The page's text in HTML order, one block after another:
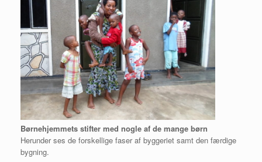
Børnehjemmets stifter med nogle af de mange børn
Herunder ses de forskellige faser af byggeriet samt den færdige
bygning.